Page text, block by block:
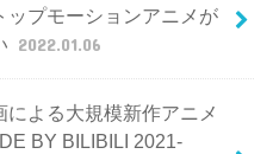
ップモーションアニメが
2022.01.06
による大規模新作アニメ
BY BILIBILI 2021-